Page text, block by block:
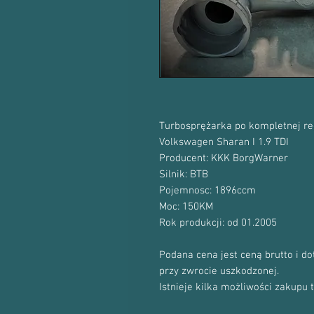
Turbosprężarka po kompletnej
Volkswagen Sharan I 1.9 TDI
Producent: KKK BorgWarner
Silnik: BTB
Pojemnosc: 1896ccm
Moc: 150KM
Rok produkcji: od 01.2005
Podana cena jest ceną brutto i
przy zwrocie uszkodzonej.
Istnieje kilka możliwości zakupu